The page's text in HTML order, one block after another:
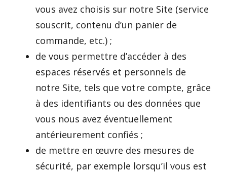
vous avez choisis sur notre Site (service
souscrit, contenu d’un panier de
commande, etc.) ;
de vous permettre d’accéder à des
espaces réservés et personnels de
notre Site, tels que votre compte, grâce
à des identifiants ou des données que
vous nous avez éventuellement
antérieurement confiés ;
de mettre en œuvre des mesures de
sécurité, par exemple lorsqu’il vous est